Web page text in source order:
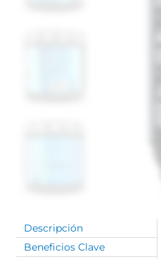
Descripción
Beneficios Clave